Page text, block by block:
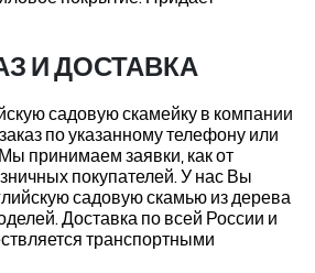
И ДОСТАВКА
садовую скамейку в компании
по указанному телефону или
принимаем заявки, как от
покупателей. У нас Вы
садовую скамью из дерева
Доставка по всей России и
транспортными